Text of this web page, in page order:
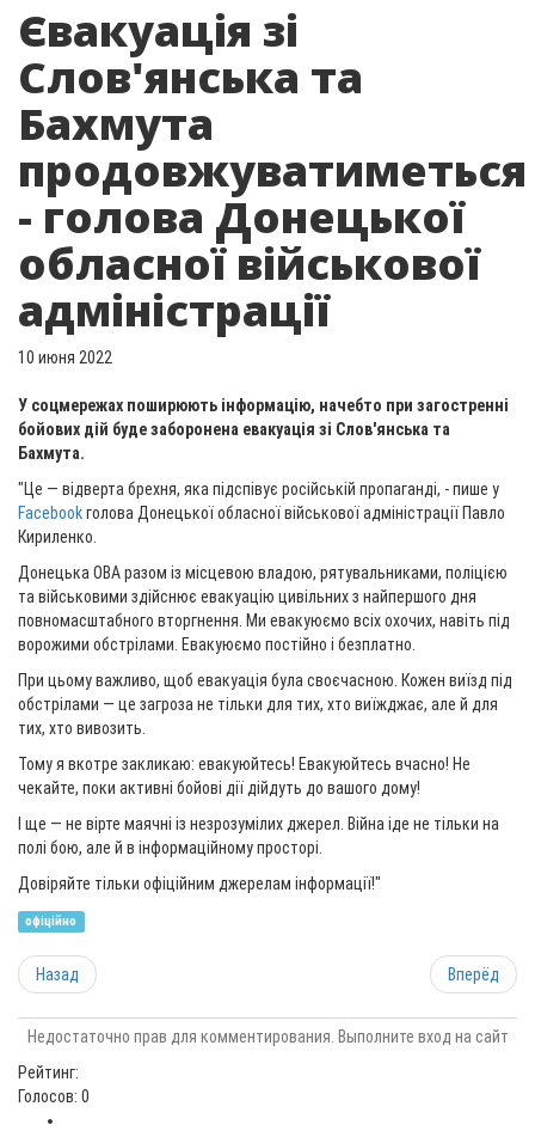
Євакуація зі
Слов'янська та
Бахмута
продовжуватиметься
- голова Донецької
обласної військової
адміністрації
10 июня 2022
У соцмережах поширюють інформацію, начебто при загостренні
бойових дій буде заборонена евакуація зі Слов'янська та
Бахмута.
"Це — відверта брехня, яка підспівує російській пропаганді, - пише у
Facebookголова Донецької обласної військової адміністрації Павло
Кириленко.
Донецька ОВА разом із місцевою владою, рятувальниками, поліцією
та військовими здійснює евакуацію цивільних з найпершого дня
повномасштабного вторгнення. Ми евакуюємо всіх охочих, навіть під
ворожими обстрілами. Евакуюємо постійно і безплатно.
При цьому важливо, щоб евакуація була своєчасною. Кожен виїзд під
обстрілами — це загроза не тільки для тих, хто виїжджає, але й для
тих, хто вивозить.
Тому я вкотре закликаю: евакуюйтесь! Евакуюйтесь вчасно! Не
чекайте, поки активні бойові дії дійдуть до вашого дому!
І ще — не вірте маячні із незрозумілих джерел. Війна іде не тільки на
полі бою, але й в інформаційному просторі.
Довіряйте тільки офіційним джерелам інформації!"
офіційно
Назад Вперёд
Недостаточно прав для комментирования. Выполните вход на сайт
Рейтинг:
Голосов: 0